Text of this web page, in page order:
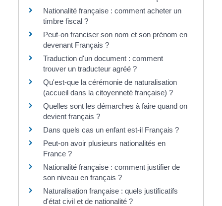
Nationalité française : comment acheter un
timbre fiscal ?
Peut-on franciser son nom et son prénom en
devenant Français ?
Traduction d'un document : comment
trouver un traducteur agréé ?
Qu'est-que la cérémonie de naturalisation
(accueil dans la citoyenneté française) ?
Quelles sont les démarches à faire quand on
devient français ?
Dans quels cas un enfant est-il Français ?
Peut-on avoir plusieurs nationalités en
France ?
Nationalité française : comment justifier de
son niveau en français ?
Naturalisation française : quels justificatifs
d'état civil et de nationalité ?